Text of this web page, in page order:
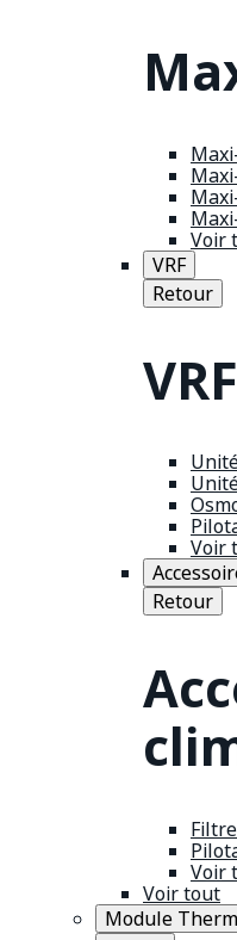
Voir
VRF
Retour
VRF
Voir
Retour
Voir
Voir tout
Module